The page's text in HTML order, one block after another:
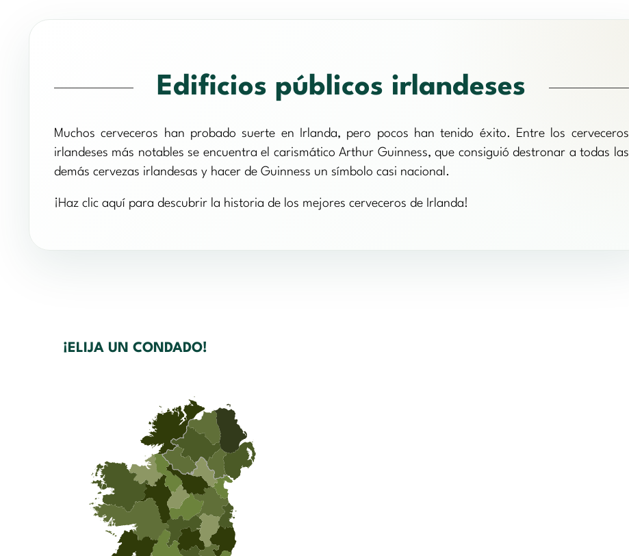
Edificios públicos irlandeses
Muchos cerveceros han probado suerte en Irlanda, pero pocos han tenido éxito. Entre los cerveceros
irlandeses más notables se encuentra el carismático Arthur Guinness, que consiguió destronar a todas las
demás cervezas irlandesas y hacer de Guinness un símbolo casi nacional.
¡Haz clic aquí para descubrir la historia de los mejores cerveceros de Irlanda!
¡ELIJA UN CONDADO!